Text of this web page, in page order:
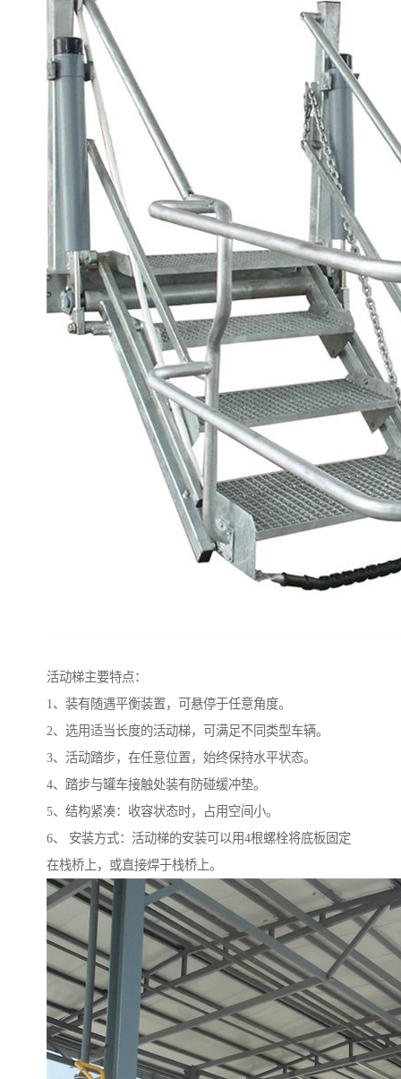
活动梯主要特点：
1、装有随遇平衡装置，可悬停于任意角度。
2、选用适当长度的活动梯，可满足不同类型车辆。
3、活动踏步，在任意位置，始终保持水平状态。
4、踏步与罐车接触处装有防碰缓冲垫。
5、结构紧凑：收容状态时，占用空间小。
6、 安装方式：活动梯的安装可以用4根螺栓将底板固定
在栈桥上，或直接焊于栈桥上。